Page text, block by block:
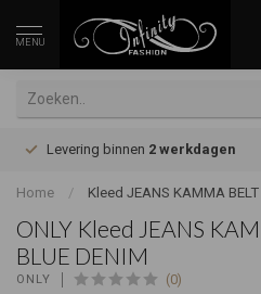
MENU
Levering binnen 2 werkdagen
Home / Kleed JEANS KAMMA
ONLY Kleed JEANS
BLUE DENIM
ONLY (0)